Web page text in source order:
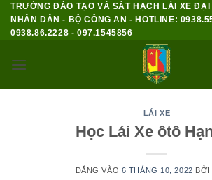
Bỏ
qua
dung
TRƯỜNG ĐÀO TẠO VÀ SÁT HẠCH LÁI XE ĐẠI
NHÂN DÂN - BỘ CÔNG AN - HOTLINE:
0938.86.2228 - 097.1545856
LÁI XE
Học Lái Xe ôtô
ĐĂNG VÀO 6 THÁNG 10, 2022 BỞI